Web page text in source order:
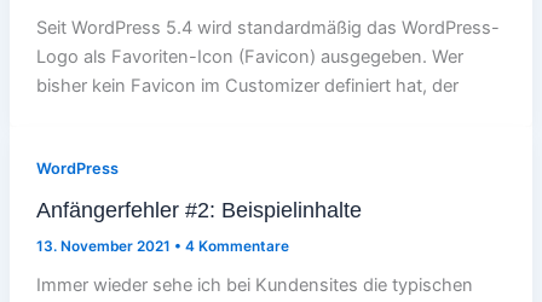
Seit WordPress 5.4 wird standardmäßig das WordPress-
Logo als Favoriten-Icon (Favicon) ausgegeben. Wer
bisher kein Favicon im Customizer definiert hat, der
WordPress
Anfängerfehler #2: Beispielinhalte
13. November 2021 • 4 Kommentare
Immer wieder sehe ich bei Kundensites die typischen